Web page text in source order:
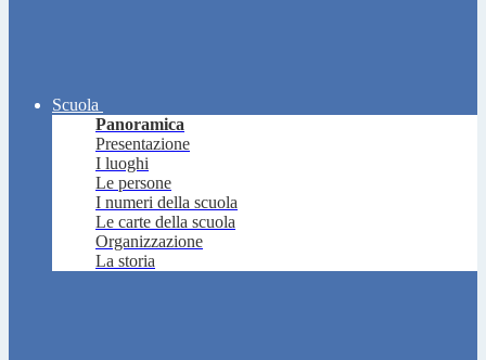
Scuola
Panoramica
Presentazione
I luoghi
Le persone
I numeri della scuola
Le carte della scuola
Organizzazione
La storia